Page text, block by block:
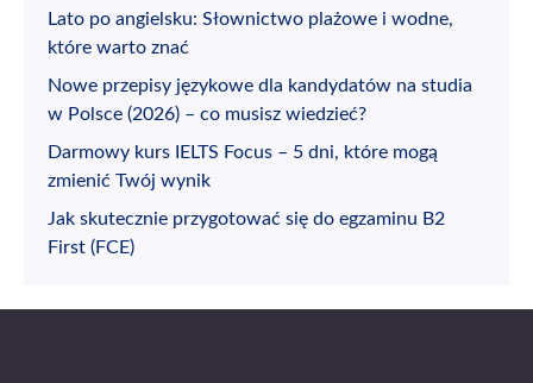
Lato po angielsku: Słownictwo plażowe i wodne,
które warto znać
Nowe przepisy językowe dla kandydatów na studia
w Polsce (2026) – co musisz wiedzieć?
Darmowy kurs IELTS Focus – 5 dni, które mogą
zmienić Twój wynik
Jak skutecznie przygotować się do egzaminu B2
First (FCE)